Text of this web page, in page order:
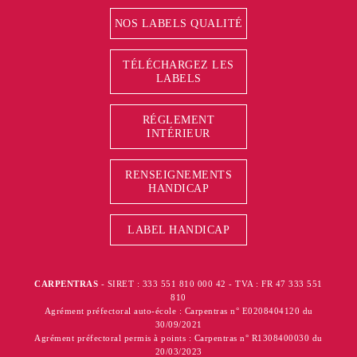
NOS LABELS QUALITÉ
TÉLÉCHARGEZ LES
LABELS
RÉGLEMENT
INTÉRIEUR
RENSEIGNEMENTS
HANDICAP
LABEL HANDICAP
CARPENTRAS - SIRET : 333 551 810 000 42 - TVA : FR 47 333 551
810
Agrément préfectoral auto-école : Carpentras n° E0208404120 du
30/09/2021
Agrément préfectoral permis à points : Carpentras n° R1308400030 du
20/03/2023